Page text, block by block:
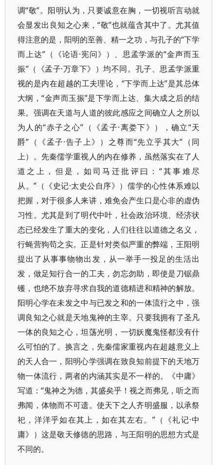
调“敬”。阳明认为，只要诚意在胸，一切视听言动就
会显发出良知之心来，“敬”也就蕴含其中了。尤其值
得注意的是，阳明的至善、精一之功，与孔子的“下学
而上达”（《论语·宪问》）、思孟学派的“金声而玉
振”（《孟子·万章下》）均不同。孔子、思孟学派重
视的是内在超越的工夫理论，“下学而上达”是其总体
大纲，“金声而玉振”是下学而上达、集大成之后的结
果。强调在天道与人道的彼此感应之间确立人之所以
为人的“赤子之心”（《孟子·离娄下》），确立“天
爵”（《孟子·告子上》）之尊而“先立乎其大”（同
上）。先秦儒学重视人的内在修养，虽然落实在了人
道之上，但是，如司马迁批评曰：“其事难尽
从。”（《史记·太史公自序》）儒学的心性体系难以
把握，对于很多人来讲，难免会产生口是心非的虚伪
习性。尤其是到了明代中叶，社会政治环境、经济状
态已经发生了重大的变化，人们往往以道德之名义，
行蝇营狗苟之实。正是针对类似严重的弊端，王阳明
提出了从事事物物出发，从一举手一投足的生活出
发，做足知行合一的工夫，勿忘勿助，即使是刀锯鼎
镬，也绝不放弃寻求自我的道德精进和精神的解放。
阳明心学在未发之中与已发之和的一体流行之中，强
调良知之心就是天地鬼神的主宰。只要我拥有了圣凡
一体的良知之心，坦荡光明，一切妖魔鬼怪都没有什
么可怕的了。换言之，先秦儒家重视内在超越意义上
的天人合一，阳明心学强调在致良知前提下的天地万
物一体流行，两者的内涵其实是不一样的。《中庸》
写道：“鬼神之为德，其盛矣乎！视之而弗见，听之而
弗闻，体物而不可遗。使天下之人齐明盛服，以承祭
祀，洋洋乎如在其上，如在其左右。”（《礼记·中
庸》）这是敬天修德的思路，与王阳明的思想方式是
不同的。